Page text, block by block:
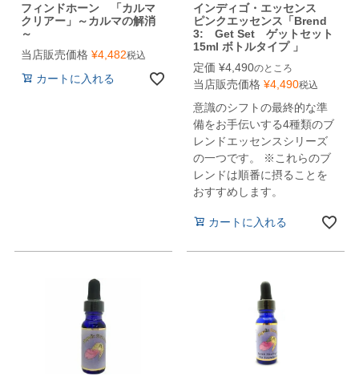
フィンドホーン 「カルマ
クリアー」～カルマの解消
～
当店販売価格 ¥4,482税込
カートに入れる
インディゴ・エッセンス
ピンクエッセンス「Brend
3: Get Set ゲットセット
15ml ボトルタイプ 」
定価 ¥4,490のところ
当店販売価格 ¥4,490税込
意識のシフトの最終的な準
備をお手伝いする4種類のブ
レンドエッセンスシリーズ
の一つです。 ※これらのブ
レンドは順番に摂ることを
おすすめします。
カートに入れる